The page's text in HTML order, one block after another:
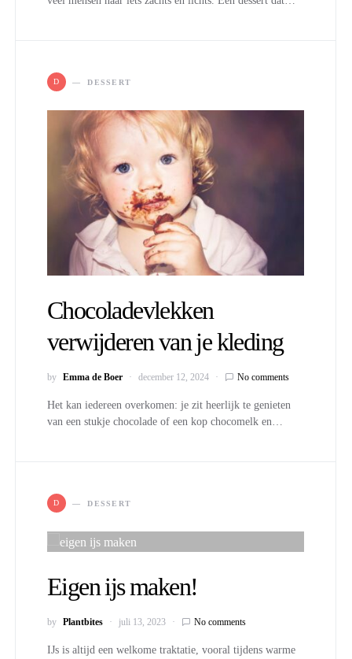
D DESSERT
Chocoladevlekken
verwijderen van je kleding
by Emma de Boer december 12, 2024 No comments
Het kan iedereen overkomen: je zit heerlijk te genieten
van een stukje chocolade of een kop chocomelk en…
D DESSERT
Eigen ijs maken!
by Plantbites juli 13, 2023 No comments
IJs is altijd een welkome traktatie, vooral tijdens warme